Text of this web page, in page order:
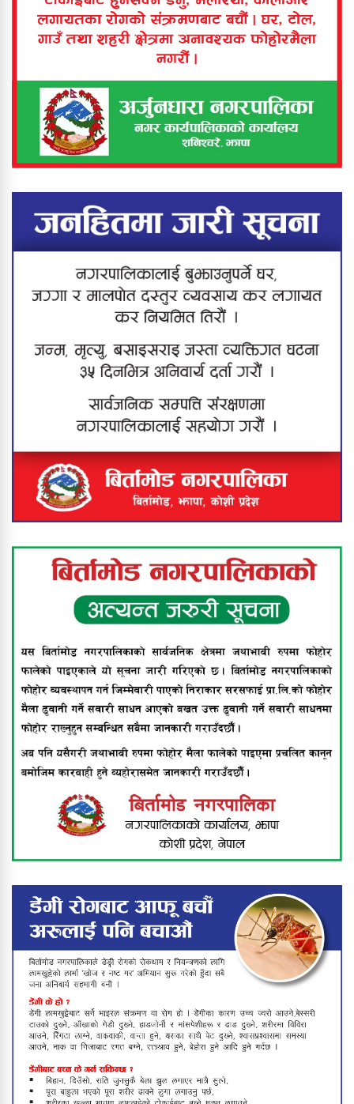
बिर्तामोड नगरपालिकाद्वारा १ अर्ब १५
करोडको बजेट प्रस्तुत
बिरिङ खोलामा डुबेर ५ वर्षीया बालिकाको
मृत्यु
कनकाईमा दर्दनाक दुर्घटना : बाबु–छोरीको
मृत्यु, आमा जीवनमृत्युको संघर्षमा
झापामा ठूलो स्वीप अपरेसन : ६८ जना
नियन्त्रणमा, करिब २० ग्राम खैरो हेरोइन
बरामद
बंगलादेशी नागरिक पक्राउ
यस वर्षको ‘श्रीप्रसाद ओली स्मृति
राष्ट्रिय÷अन्तर्राष्ट्रिय प्रज्ञान पुरस्कार’ प्रा. डा.
सुरेशराज शर्मा र राष्ट्रिय आविष्कार केन्द्रलाई
श्रीमानले खुकुरी प्रहार गर्दा श्रीमती गम्भीर
घाइते
नेपालमै पहिलोपटक बिर्तामोडमा दुवै घुँडाको
सफल शल्यक्रिया, स्पाइनल एक्स
हस्पिटलको दुर्लभ उपलब्धि
बिर्तामोड नगरपालिकाद्वारा अपाङ्गता भएका
व्यक्तिहरूलाई सहायक सामग्री वितरण
झापामा भीषण हावाहुरीको कहर : घर उडाए,
उद्योग तहसनहस, बिजुली पोल ढले,
फिल्मको हिरोझैँ देखिने पालिका अध्यक्ष
बाबुराम खड्काको फुटबल मोह
बिर्तामोडमा राष्ट्रिय पोषण लेखाजोखा